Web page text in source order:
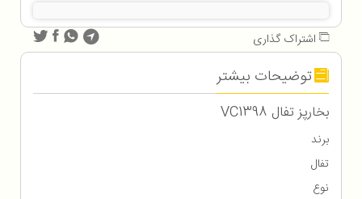
اشتراک گذاری
توضیحات بیشتر
بخارپز تفال VC1398
برند
تفال
نوع